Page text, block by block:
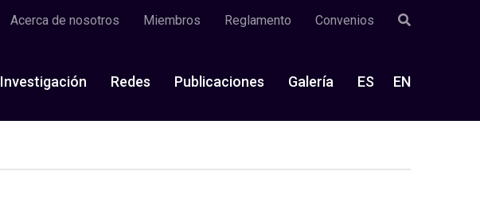
Acerca de nosotros Miembros Reglamento Convenios
Investigación Redes Publicaciones Galería ES EN